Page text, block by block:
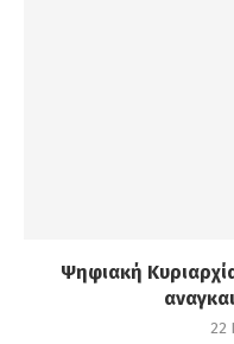
Ψηφιακή
22